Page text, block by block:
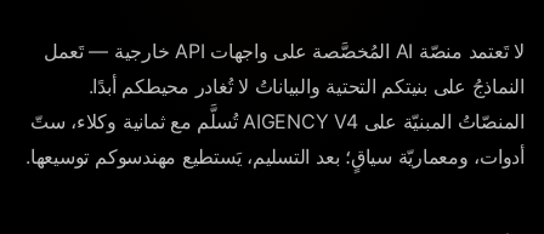
لا تَعتمد منصّة AI المُخصَّصة على واجهات API خارجية — تَعمل
النماذجُ على بنيتكم التحتية والبياناتُ لا تُغادر محيطكم أبدًا.
المنصّاتُ المبنيّة على AIGENCY V4 تُسلَّم مع ثمانية وكلاء، ستّ
أدوات، ومعماريّة سياقٍ؛ بعد التسليم، يَستطيع مهندسوكم توسيعها.